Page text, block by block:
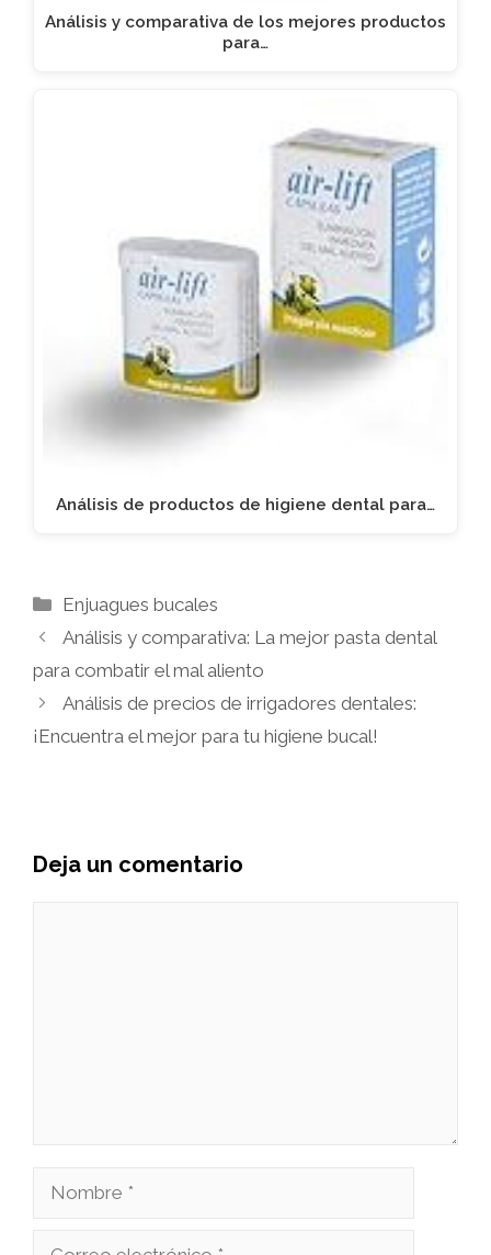
Análisis y comparativa de los mejores productos
para…
Análisis de productos de higiene dental para…
Categorías
Enjuagues bucales
Análisis y comparativa: La mejor pasta dental
para combatir el mal aliento
Análisis de precios de irrigadores dentales:
¡Encuentra el mejor para tu higiene bucal!
Deja un comentario
Nombre
Correo